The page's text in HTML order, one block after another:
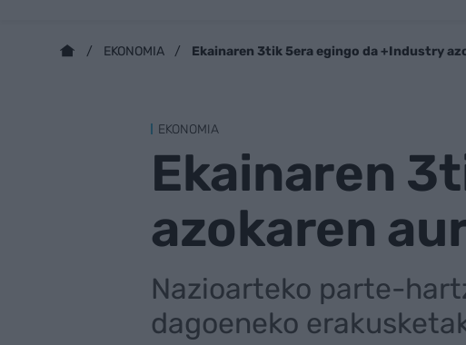
EKONOMIA Ekainaren 3tik 5era egingo da +Industry
EKONOMIA
Ekainaren
azokaren
Nazioarteko parte-
dagoeneko